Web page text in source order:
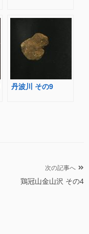
丹波川 その9
次の記事へ
鶏冠山金山沢 その4